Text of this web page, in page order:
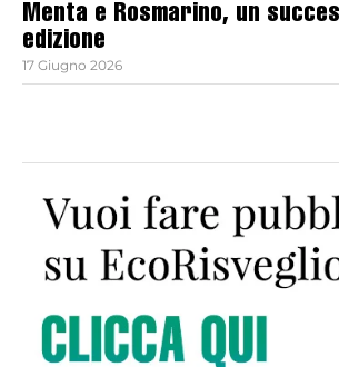
Menta e Rosmarino, un
edizione
17 Giugno 2026